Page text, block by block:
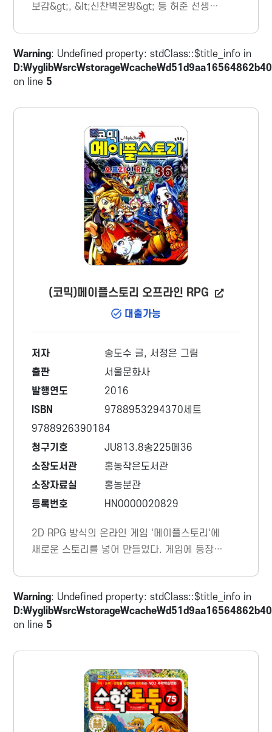
보감&gt;, &lt;신찬벽온방&gt; 등 허준 선생님
말기의 모습에서 아관파천의 가슴 아픈 역사와
대한제국, 광무개혁에 대해 살펴본다.
Warning: Undefined property: stdClass::$title_info in
on line 5
(코믹)메이플스토리 오프라인 RPG
대출가능
저자
송도수 글, 서정은 그림
출판
서울문화사
발행연도
2016
ISBN
9788953294370세트
9788926390184
청구기호
JU813.8송225메36
소장도서관
홍농작은도서관
소장자료실
홍농분관
등록번호
HN0000020829
2D RPG 방식의 온라인 게임 '메이플스토리'에
새로운 스토리를 넣어 만들었다. 게임에 등장하
Warning: Undefined property: stdClass::$title_info in
on line 5